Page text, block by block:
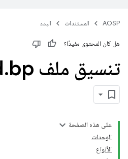
AOSP المستندات البدء
هل كان المحتوى مفيدًا؟
تنسيق ملف Android .bp
على هذه الصفحة
الوحدات
الأنواع